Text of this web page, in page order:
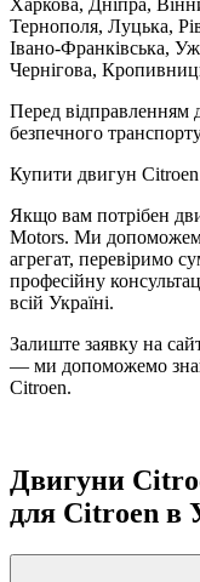
Харкова, Дніпра,
Тернополя, Луцька,
Івано-Франківська,
Чернігова,
Перед відправленням
безпечного
Купити двигун Citroen
Якщо вам потрібен
Motors. Ми
агрегат, перевіримо
професійну
всій Україні.
Залиште заявку на
— ми допоможемо
Citroen.
Двигуни
для Citroen в